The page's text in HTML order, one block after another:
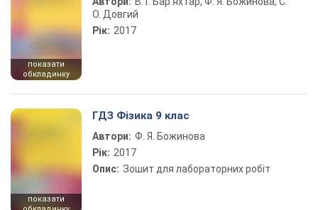
показати
обкладинку
О. Довгий
Рік: 2017
показати
ГДЗ Фізика 9 клас
Автори: Ф. Я. Божинова
Рік: 2017
Опис:
Зошит для лабораторних робіт